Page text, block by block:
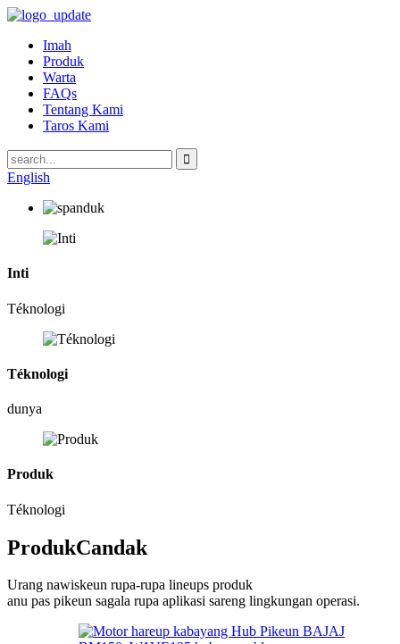
Imah
Produk
Warta
FAQs
Tentang Kami
Taros Kami
English
Inti
Téknologi
Téknologi
dunya
Produk
Téknologi
ProdukCandak
Urang nawiskeun rupa-rupa lineups produk
anu pas pikeun sagala rupa aplikasi sareng lingkungan operasi.